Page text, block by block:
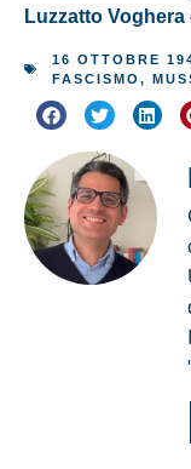
Luzzatto Voghera
16 OTTOBRE
FASCISMO ,